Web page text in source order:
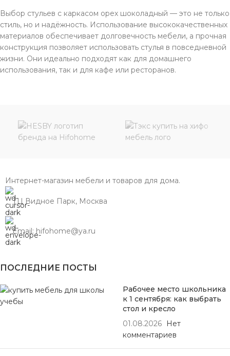
Выбор стульев с каркасом орех шоколадный — это не только
стиль, но и надёжность. Использование высококачественных
материалов обеспечивает долговечность мебели, а прочная
конструкция позволяет использовать стулья в повседневной
жизни. Они идеально подходят как для домашнего
использования, так и для кафе или ресторанов.
Интернет-магазин мебели и товаров для дома.
ТЦ Видное Парк, Москва
Email: hifohome@ya.ru
ПОСЛЕДНИЕ ПОСТЫ
Рабочее место школьника
к 1 сентября: как выбрать
стол и кресло
01.08.2026
Нет
комментариев